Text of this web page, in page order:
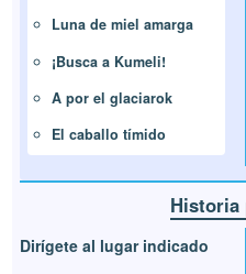
Luna de miel amarga
¡Busca a Kumeli!
A por el glaciarok
El caballo tímido
Historia
Dirígete al lugar indicado